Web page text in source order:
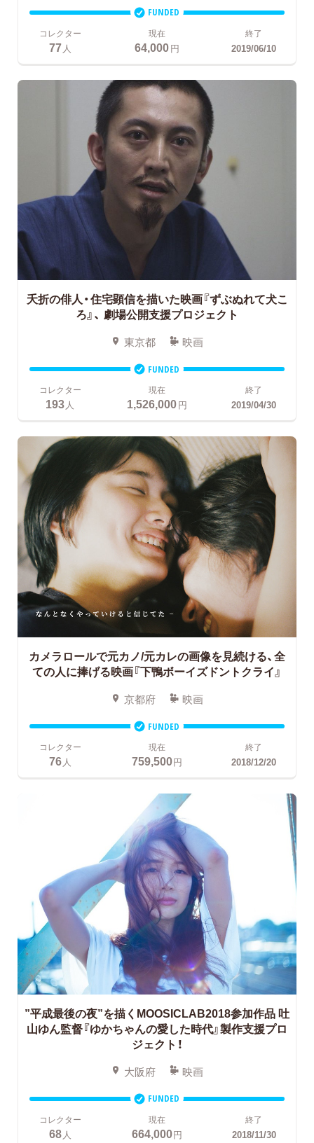
FUNDED
コレクター
77人
現在
64,000円
終了
2019/06/10
夭折の俳人・住宅顕信を描いた映画『ずぶぬれて犬こ
ろ』、 劇場公開支援プロジェクト
東京都 映画
FUNDED
コレクター
193人
現在
1,526,000円
終了
2019/04/30
カメラロールで元カノ/元カレの画像を見続ける、全
ての人に捧げる映画『下鴨ボーイズドントクライ』
京都府 映画
FUNDED
コレクター
76人
現在
759,500円
終了
2018/12/20
”平成最後の夜”を描くMOOSICLAB2018参加作品吐
山ゆん監督『ゆかちゃんの愛した時代』製作支援プロ
ジェクト！
大阪府 映画
FUNDED
コレクター
68 人
現在
664,000円
終了
2018/11/30